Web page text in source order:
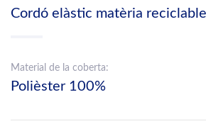
Cordó elàstic matèria reciclable
Material de la coberta:
Polièster 100%